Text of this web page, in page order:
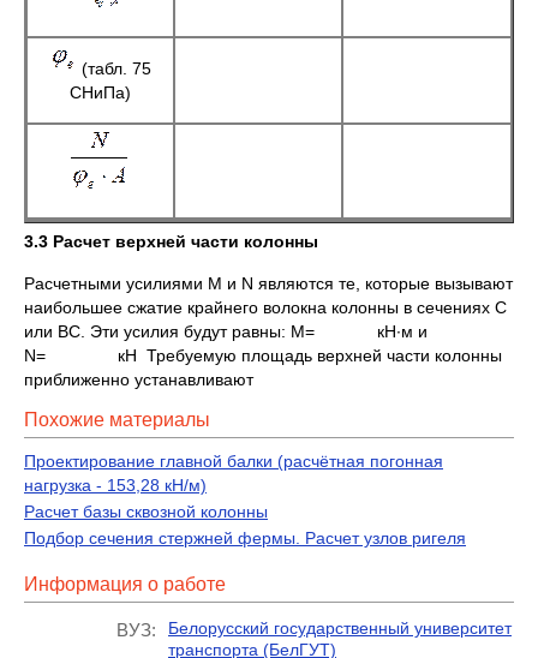
(табл. 75
СНиПа)
3.3 Расчет верхней части колонны
Расчетными усилиями M и N являются те, которые вызывают
наибольшее сжатие крайнего волокна колонны в сечениях C
или BC. Эти усилия будут равны: M= кН∙м и
N= кН Требуемую площадь верхней части колонны
приближенно устанавливают
Похожие материалы
Проектирование главной балки (расчётная погонная
нагрузка - 153,28 кН/м)
Расчет базы сквозной колонны
Подбор сечения стержней фермы. Расчет узлов ригеля
Информация о работе
ВУЗ:
Белорусский государственный университет
транспорта (БелГУТ)